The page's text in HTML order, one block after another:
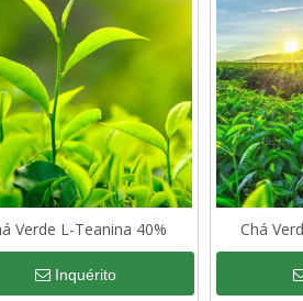
Verde L-Teanina 40%
Inquérito
Chá